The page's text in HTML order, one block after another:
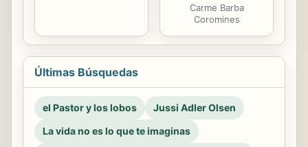
Carme Barba
Coromines
Últimas Búsquedas
el Pastor y los lobos
Jussi Adler Olsen
La vida no es lo que te imaginas